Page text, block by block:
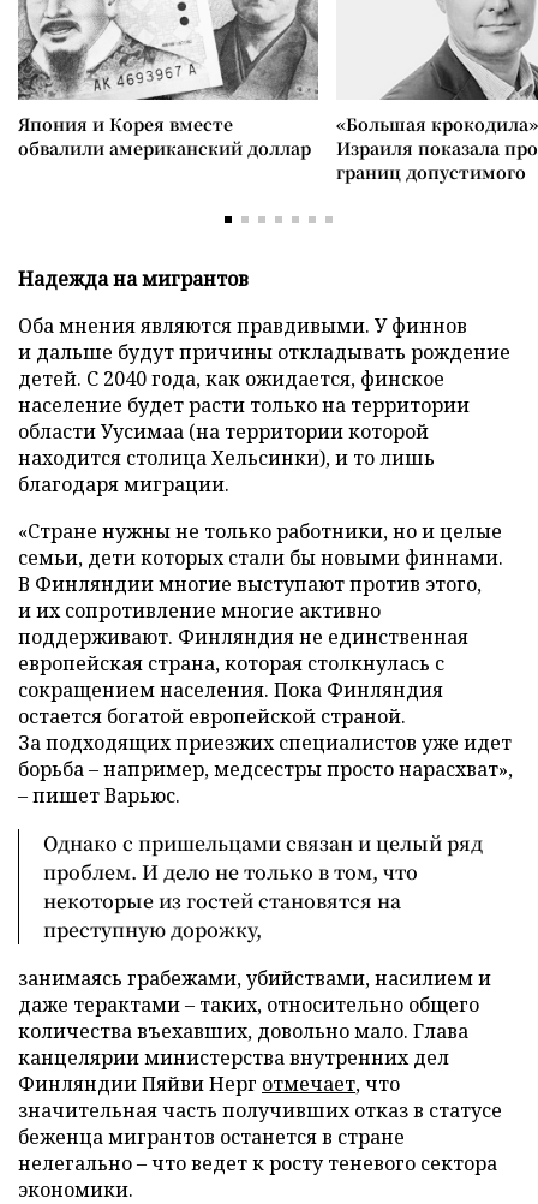
Япония и Корея вместе
обвалили американский доллар
«Большая
Израиля показала
границ допустимого
Надежда на мигрантов
Оба мнения являются правдивыми. У финнов
и дальше будут причины откладывать рождение
детей. С 2040 года, как ожидается, финское
население будет расти только на территории
области Уусимаа (на территории которой
находится столица Хельсинки), и то лишь
благодаря миграции.
«Стране нужны не только работники, но и целые
семьи, дети которых стали бы новыми финнами.
В Финляндии многие выступают против этого,
и их сопротивление многие активно
поддерживают. Финляндия не единственная
европейская страна, которая столкнулась с
сокращением населения. Пока Финляндия
остается богатой европейской страной.
За подходящих приезжих специалистов уже идет
борьба – например, медсестры просто нарасхват»,
– пишет Варьюс.
Однако с пришельцами связан и целый ряд
проблем. И дело не только в том, что
некоторые из гостей становятся на
преступную дорожку,
занимаясь грабежами, убийствами, насилием и
даже терактами – таких, относительно общего
количества въехавших, довольно мало. Глава
канцелярии министерства внутренних дел
Финляндии Пяйви Нерг отмечает, что
значительная часть получивших отказ в статусе
беженца мигрантов останется в стране
нелегально – что ведет к росту теневого сектора
экономики.